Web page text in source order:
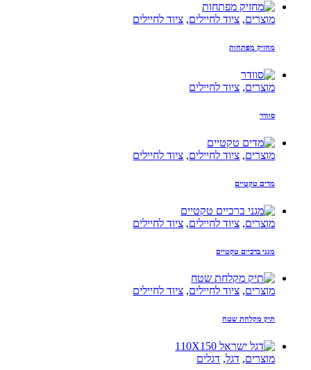
מוצרים, ציוד לחיילים, ציוד לחיילים
מחזיק מפתחות
מוצרים, ציוד לחיילים
סוודר
מוצרים, ציוד לחיילים, ציוד לחיילים
מדים טקטיים
מוצרים, ציוד לחיילים, ציוד לחיילים
מגני ברכיים טקטיים
מוצרים, ציוד לחיילים, ציוד לחיילים
תיק מקלחת שטח
מוצרים, דגל, דגלים